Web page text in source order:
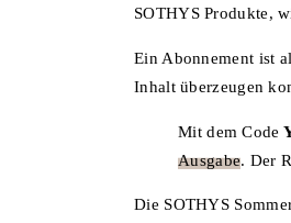
SOTHYS Produkte,
Ein Abonnement ist
Inhalt überzeugen
Mit dem Code
Ausgabe. Der
Die SOTHYS